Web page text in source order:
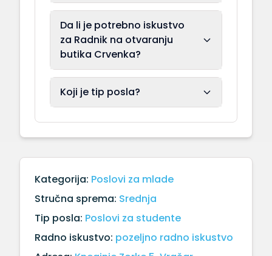
Da li je potrebno iskustvo
za Radnik na otvaranju
butika Crvenka?
Koji je tip posla?
Kategorija: Poslovi za mlade
Stručna sprema: Srednja
Tip posla: Poslovi za studente
Radno iskustvo: pozeljno radno iskustvo